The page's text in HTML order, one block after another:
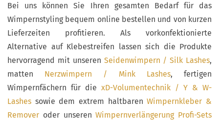
Bei uns können Sie Ihren gesamten Bedarf für das
Wimpernstyling bequem online bestellen und von kurzen
Lieferzeiten profitieren. Als vorkonfektionierte
Alternative auf Klebestreifen lassen sich die Produkte
hervorragend mit unseren Seidenwimpern / Silk Lashes,
matten Nerzwimpern / Mink Lashes, fertigen
Wimpernfächern für die xD-Volumentechnik / Y & W-
Lashes sowie dem extrem haltbarenWimpernkleber &
Remover oder unserenWimpernverlängerung Profi-Sets